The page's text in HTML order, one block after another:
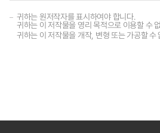
귀하는 원저작자를 표시하여야 합니다.
귀하는 이 저작물을 영리 목적으로 이용할 수
귀하는 이 저작물을 개작, 변형 또는 가공할 수